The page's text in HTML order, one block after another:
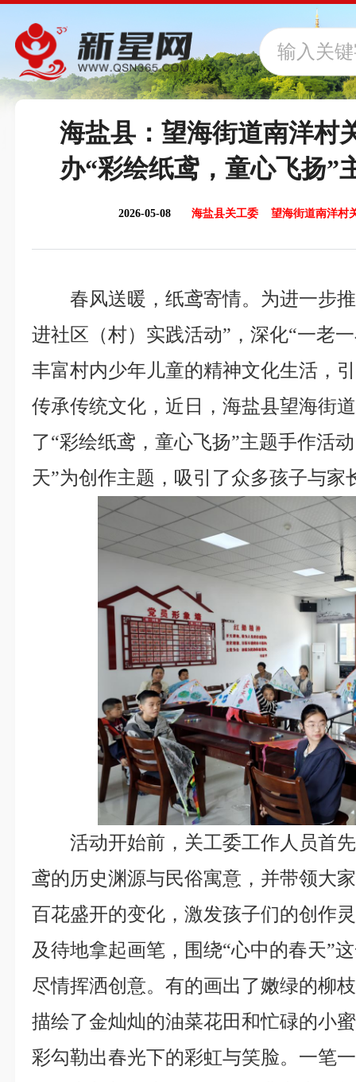
海盐县：望海街道南洋村
办“彩绘纸鸢，童心飞扬”
2026-05-08 海盐县关工委 望海街道南洋村
春风送暖，纸鸢寄情。为进一步
进社区（村）实践活动”，深化“一老
丰富村内少年儿童的精神文化生活，
传承传统文化，近日，海盐县望海街
了“彩绘纸鸢，童心飞扬”主题手作活
天”为创作主题，吸引了众多孩子与家
活动开始前，关工委工作人员首
鸢的历史渊源与民俗寓意，并带领大
百花盛开的变化，激发孩子们的创作
及待地拿起画笔，围绕“心中的春天”
尽情挥洒创意。有的画出了嫩绿的柳
描绘了金灿灿的油菜花田和忙碌的小
彩勾勒出春光下的彩虹与笑脸。一笔